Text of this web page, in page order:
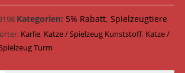
Kategorien: 5% Rabatt, Spielzeugtiere
Karlie, Katze / Spielzeug Kunststoff, Katze /
Turm